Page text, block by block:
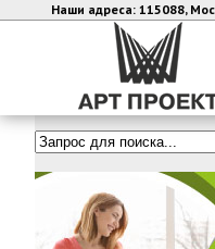
Наши адреса: 115088,